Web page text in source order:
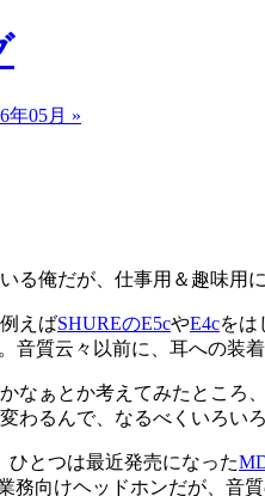
年05月 »
俺だが、仕事用＆趣味用
えばSHUREのE5cやE4cをは
音質云々以前に、耳への装
ぁとか考えてみたところ
わるんで、なるべくいろい
とつは最近発売になった
務向けヘッドホンだが、音